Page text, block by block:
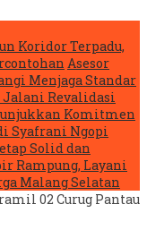
Koridor Terpadu,
Asesor
Menjaga Standar
Jalani Revalidasi
Komitmen
Syafrani Ngopi
Solid dan
Rampung, Layani
Malang Selatan
02 Curug Pantau